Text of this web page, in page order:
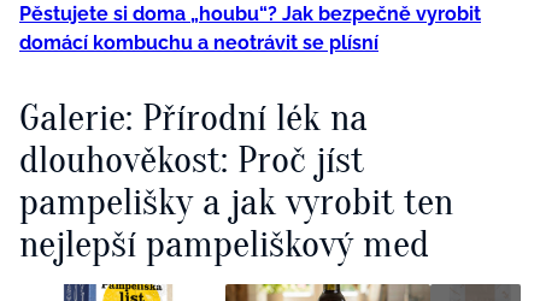
Pěstujete si doma „houbu“? Jak bezpečně vyrobit
domácí kombuchu a neotrávit se plísní
Galerie: Přírodní lék na
dlouhověkost: Proč jíst
pampelišky a jak vyrobit ten
nejlepší pampeliškový med